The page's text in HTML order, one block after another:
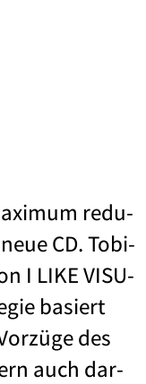
redu­
CD. Tobi­
I LIKE VISU­
basiert
des
auch dar­